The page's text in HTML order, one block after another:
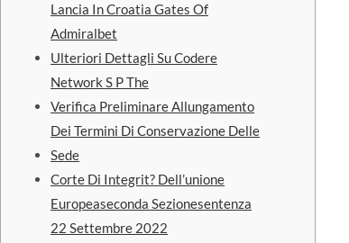
Lancia In Croatia Gates Of
Admiralbet
Ulteriori Dettagli Su Codere
Network S P The
Verifica Preliminare Allungamento
Dei Termini Di Conservazione Delle
Sede
Corte Di Integrit? Dell’unione
Europeaseconda Sezionesentenza
22 Settembre 2022